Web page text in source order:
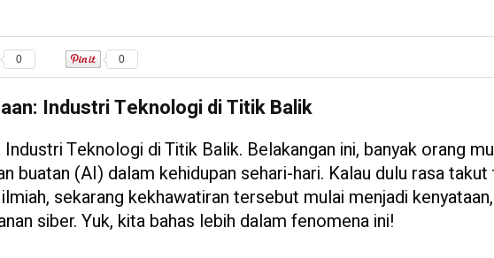
0 0
Industri Teknologi di Titik Balik
Teknologi di Titik Balik. Belakangan ini, banyak orang
buatan (AI) dalam kehidupan sehari-hari. Kalau dulu rasa
sekarang kekhawatiran tersebut mulai menjadi kenyataan,
siber. Yuk, kita bahas lebih dalam fenomena ini!